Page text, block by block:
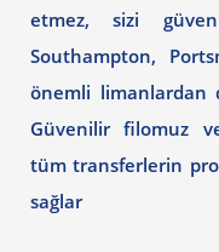
etmez, sizi
Southampton,
önemli limanlardan
Güvenilir filomuz
tüm transferlerin
sağlar